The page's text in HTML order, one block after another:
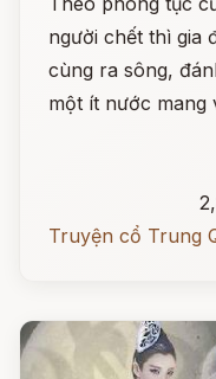
người chết thì gia
cùng ra sông,
một ít nước mang
Truyện cổ Trung